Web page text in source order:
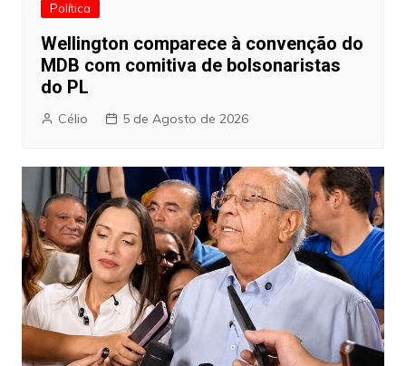
Política
Wellington comparece à convenção do
MDB com comitiva de bolsonaristas
do PL
Célio 5 de Agosto de 2026